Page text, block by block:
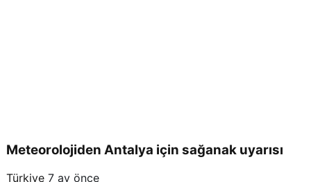
Meteorolojiden Antalya için sağanak uyarısı
Türkiye 7 ay önce